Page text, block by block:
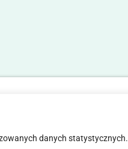
danych statystycznych.